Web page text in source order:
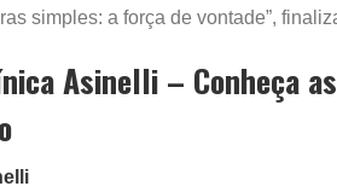
simples: a força de vontade”,
Asinelli – Conheça